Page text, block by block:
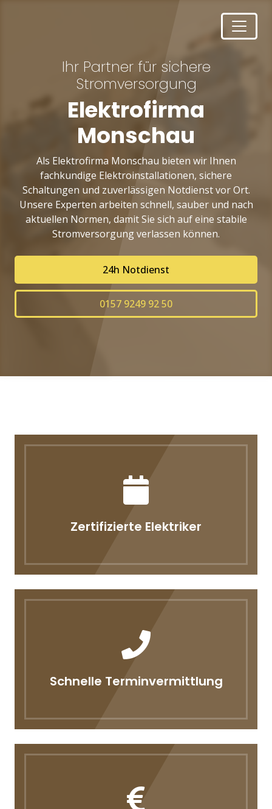
Ihr Partner für sichere
Stromversorgung
Elektrofirma
Monschau
Als Elektrofirma Monschau bieten wir Ihnen
fachkundige Elektroinstallationen, sichere
Schaltungen und zuverlässigen Notdienst vor Ort.
Unsere Experten arbeiten schnell, sauber und nach
aktuellen Normen, damit Sie sich auf eine stabile
Stromversorgung verlassen können.
24h Notdienst
0157 9249 92 50
Zertifizierte Elektriker
Schnelle Terminvermittlung